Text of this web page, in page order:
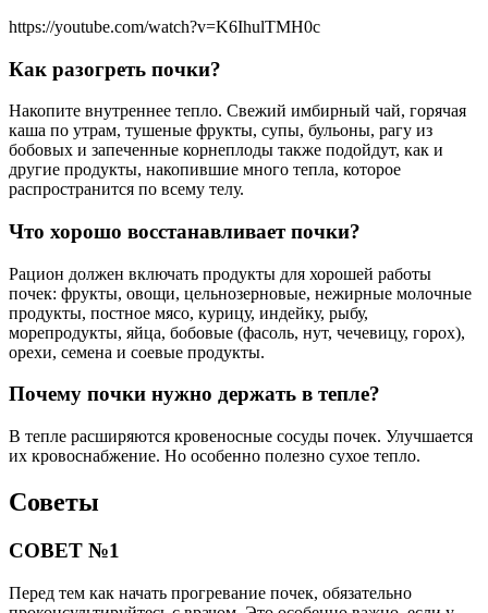
https://youtube.com/watch?v=K6IhulTMH0c
Как разогреть почки?
Накопите внутреннее тепло. Свежий имбирный чай, горячая
каша по утрам, тушеные фрукты, супы, бульоны, рагу из
бобовых и запеченные корнеплоды также подойдут, как и
другие продукты, накопившие много тепла, которое
распространится по всему телу.
Что хорошо восстанавливает почки?
Рацион должен включать продукты для хорошей работы
почек: фрукты, овощи, цельнозерновые, нежирные молочные
продукты, постное мясо, курицу, индейку, рыбу,
морепродукты, яйца, бобовые (фасоль, нут, чечевицу, горох),
орехи, семена и соевые продукты.
Почему почки нужно держать в тепле?
В тепле расширяются кровеносные сосуды почек. Улучшается
их кровоснабжение. Но особенно полезно сухое тепло.
Советы
СОВЕТ №1
Перед тем как начать прогревание почек, обязательно